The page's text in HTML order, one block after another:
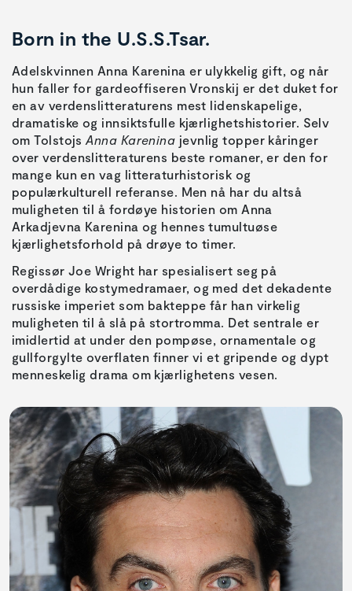
Born in the U.S.S.Tsar.
Adelskvinnen Anna Karenina er ulykkelig gift, og når
hun faller for gardeoffiseren Vronskij er det duket for
en av verdenslitteraturens mest lidenskapelige,
dramatiske og innsiktsfulle kjærlighetshistorier. Selv
om TolstojsAnna Karenina jevnlig topper kåringer
over verdenslitteraturens beste romaner, er den for
mange kun en vag litteraturhistorisk og
populærkulturell referanse. Men nå har du altså
muligheten til å fordøye historien om Anna
Arkadjevna Karenina og hennes tumultuøse
kjærlighetsforhold på drøye to timer.
Regissør Joe Wright har spesialisert seg på
overdådige kostymedramaer, og med det dekadente
russiske imperiet som bakteppe får han virkelig
muligheten til å slå på stortromma. Det sentrale er
imidlertid at under den pompøse, ornamentale og
gullforgylte overflaten finner vi et gripende og dypt
menneskelig drama om kjærlighetens vesen.